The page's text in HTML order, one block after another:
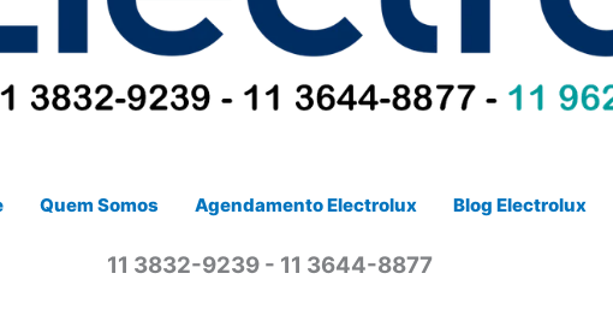
Quem Somos Agendamento Electrolux Blog Electrolux
11 3832-9239 - 11 3644-8877